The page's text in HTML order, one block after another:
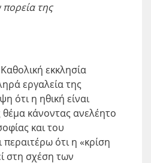
της
εκκλησία
εργαλεία της
ότι η ηθική είναι
θέμα κάνοντας ανελέητο
και του
ότι η «κρίση
στη σχέση των